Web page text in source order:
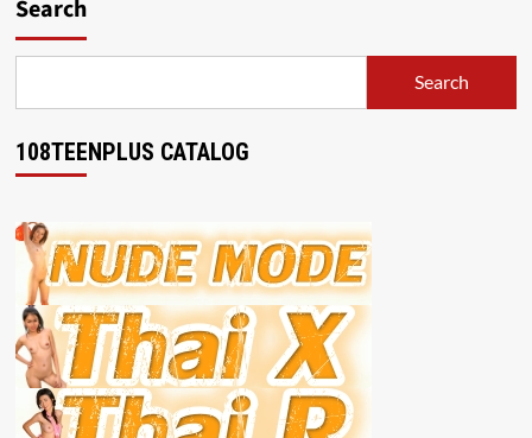
Search
Search
108TEENPLUS CATALOG